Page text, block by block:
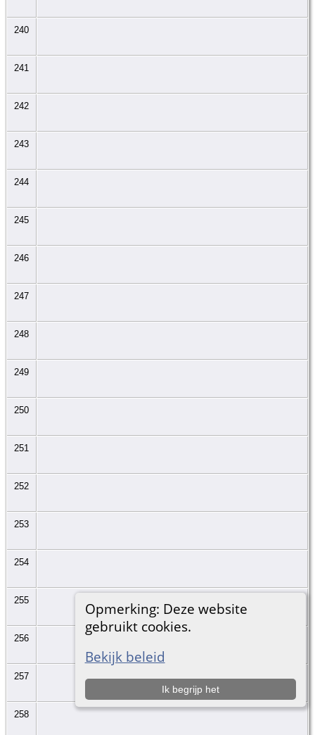
Opmerking: Deze website
gebruikt cookies.
Bekijk beleid
Ik begrijp het
240
241
242
243
244
245
246
247
248
249
250
251
252
253
254
255
256
257
258